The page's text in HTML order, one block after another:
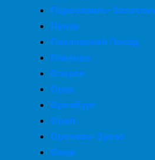
Переславль-
Пенза
Павловский Посад
Павлово
Озерск
Орск
Оренбург
Орел
Орехово-Зуево
Омск